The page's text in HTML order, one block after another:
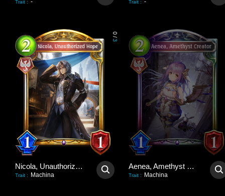
Trait : - Trait : -
0
/
3
Nicola, Unauthorized Hope
Trait : Machina
Aenea, Amethyst Creator
Trait : Machina